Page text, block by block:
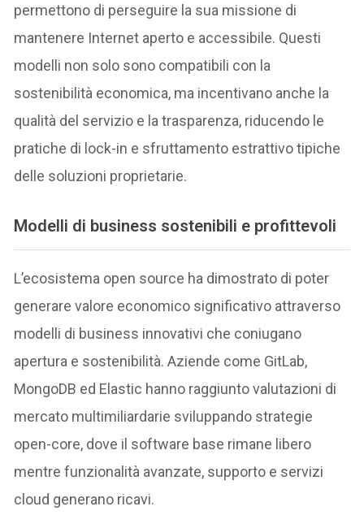
permettono di perseguire la sua missione di
mantenere Internet aperto e accessibile. Questi
modelli non solo sono compatibili con la
sostenibilità economica, ma incentivano anche la
qualità del servizio e la trasparenza, riducendo le
pratiche di lock-in e sfruttamento estrattivo tipiche
delle soluzioni proprietarie.
Modelli di business sostenibili e profittevoli
L’ecosistema open source ha dimostrato di poter
generare valore economico significativo attraverso
modelli di business innovativi che coniugano
apertura e sostenibilità. Aziende come GitLab,
MongoDB ed Elastic hanno raggiunto valutazioni di
mercato multimiliardarie sviluppando strategie
open-core, dove il software base rimane libero
mentre funzionalità avanzate, supporto e servizi
cloud generano ricavi.